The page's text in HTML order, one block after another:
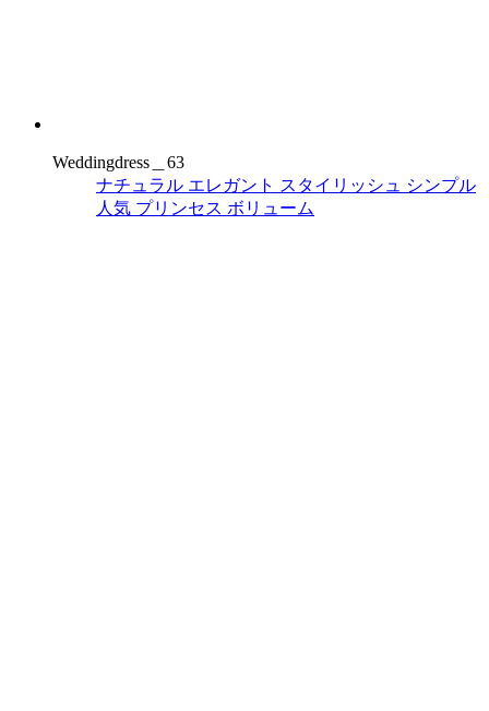
Weddingdress＿63
ナチュラル エレガント スタイリッシュ
シンプル
人気 プリンセス ボリューム